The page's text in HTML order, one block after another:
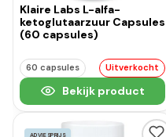
Klaire Labs L-alfa-
ketoglutaarzuur Capsules
(60 capsules)
60 capsules Uitverkocht
Bekijk product
ADVIESPRIJS